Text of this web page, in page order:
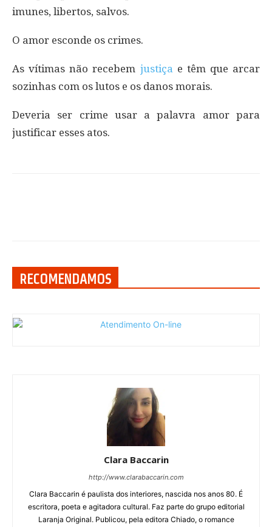
imunes, libertos, salvos.
O amor esconde os crimes.
As vítimas não recebem justiça e têm que arcar
sozinhas com os lutos e os danos morais.
Deveria ser crime usar a palavra amor para
justificar esses atos.
RECOMENDAMOS
Clara Baccarin
http://www.clarabaccarin.com
Clara Baccarin é paulista dos interiores, nascida nos anos 80. É
escritora, poeta e agitadora cultural. Faz parte do grupo editorial
Laranja Original. Publicou, pela editora Chiado, o romance